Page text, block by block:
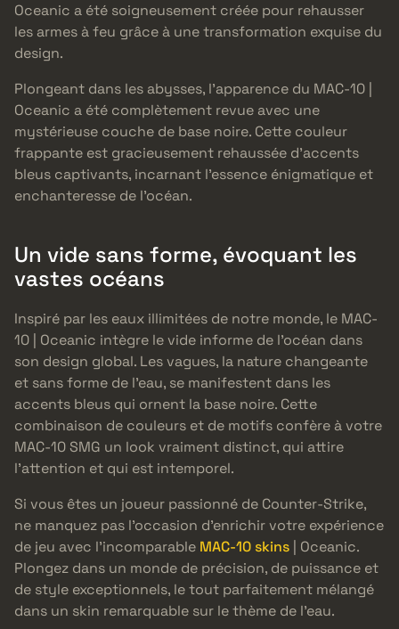
Oceanic a été soigneusement créée pour rehausser
les armes à feu grâce à une transformation exquise du
design.
Plongeant dans les abysses, l’apparence du MAC-10 |
Oceanic a été complètement revue avec une
mystérieuse couche de base noire. Cette couleur
frappante est gracieusement rehaussée d’accents
bleus captivants, incarnant l’essence énigmatique et
enchanteresse de l’océan.
Un vide sans forme, évoquant les
vastes océans
Inspiré par les eaux illimitées de notre monde, le MAC-
10 | Oceanic intègre le vide informe de l’océan dans
son design global. Les vagues, la nature changeante
et sans forme de l’eau, se manifestent dans les
accents bleus qui ornent la base noire. Cette
combinaison de couleurs et de motifs confère à votre
MAC-10 SMG un look vraiment distinct, qui attire
l’attention et qui est intemporel.
Si vous êtes un joueur passionné de Counter-Strike,
ne manquez pas l’occasion d’enrichir votre expérience
de jeu avec l’incomparable MAC-10 skins | Oceanic.
Plongez dans un monde de précision, de puissance et
de style exceptionnels, le tout parfaitement mélangé
dans un skin remarquable sur le thème de l’eau.